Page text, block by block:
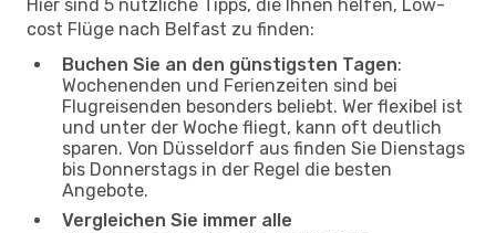
Hier sind 5 nützliche Tipps, die Ihnen helfen, Low-
cost Flüge nach Belfast zu finden:
Buchen Sie an den günstigsten Tagen:
Wochenenden und Ferienzeiten sind bei
Flugreisenden besonders beliebt. Wer flexibel ist
und unter der Woche fliegt, kann oft deutlich
sparen. Von Düsseldorf aus finden Sie Dienstags
bis Donnerstags in der Regel die besten
Angebote.
Vergleichen Sie immer alle